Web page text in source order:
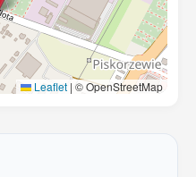
Leaflet | © OpenStreetMap